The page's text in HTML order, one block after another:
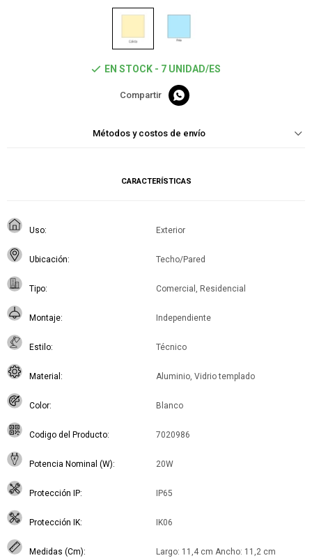
EN STOCK - 7 UNIDAD/ES

Métodos y costos de envío
CARACTERÍSTICAS
Uso Exterior
Ubicación Techo/Pared
Tipo Comercial, Residencial
Montaje Independiente
Estilo Técnico
Material Aluminio, Vidrio templado
Color Blanco
Codigo del Producto 7020986
Potencia Nominal (W) 20W
Protección IP IP65
Protección IK IK06
Medidas (Cm)
Largo: 11,4 cm Ancho: 11,2 cm